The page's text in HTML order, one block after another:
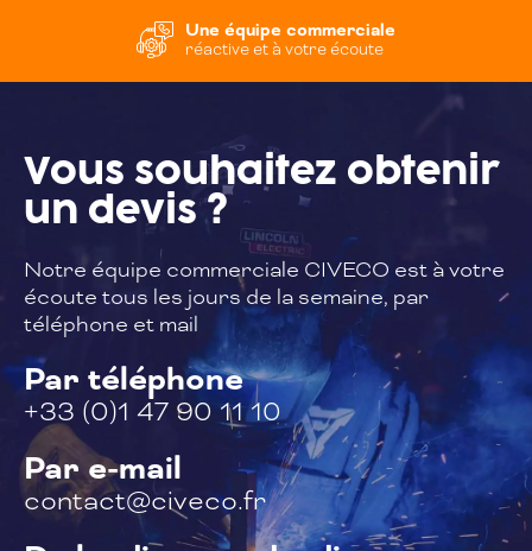
Une équipe commerciale
réactive et à votre écoute
Vous souhaitez obtenir
un devis ?
Notre équipe commerciale CIVECO est àvotre
écoute tous les jours de la semaine, par
téléphone et mail
Par téléphone
+33 (0)1 47 90 11 10
Par e-mail
contact@civeco.fr